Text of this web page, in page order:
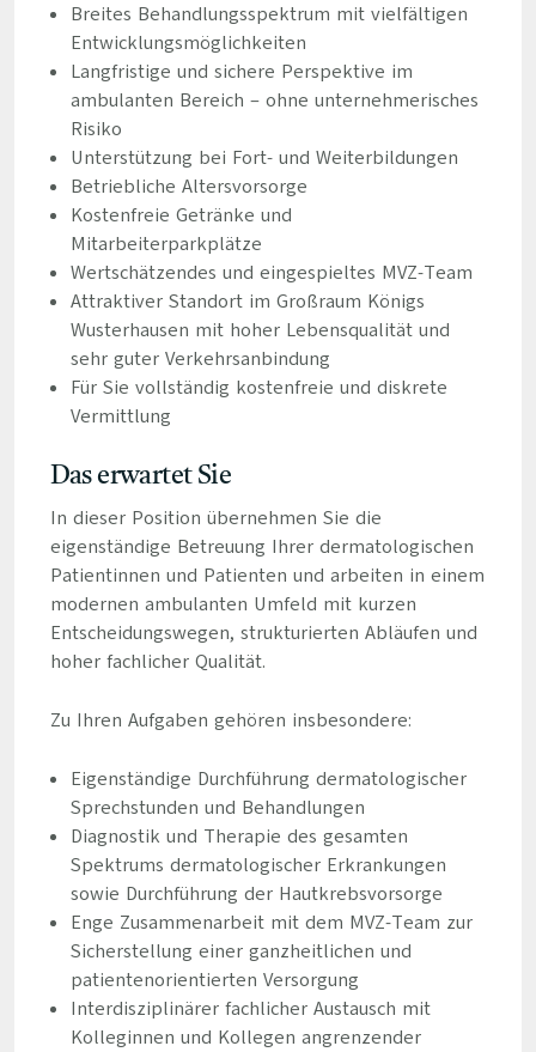
Breites Behandlungsspektrum mit vielfältigen
Entwicklungsmöglichkeiten
Langfristige und sichere Perspektive im
ambulanten Bereich – ohne unternehmerisches
Risiko
Unterstützung bei Fort- und Weiterbildungen
Betriebliche Altersvorsorge
Kostenfreie Getränke und
Mitarbeiterparkplätze
Wertschätzendes und eingespieltes MVZ-Team
Attraktiver Standort im Großraum Königs
Wusterhausen mit hoher Lebensqualität und
sehr guter Verkehrsanbindung
Für Sie vollständig kostenfreie und diskrete
Vermittlung
Das erwartet Sie
In dieser Position übernehmen Sie die
eigenständige Betreuung Ihrer dermatologischen
Patientinnen und Patienten und arbeiten in einem
modernen ambulanten Umfeld mit kurzen
Entscheidungswegen, strukturierten Abläufen und
hoher fachlicher Qualität.
Zu Ihren Aufgaben gehören insbesondere:
Eigenständige Durchführung dermatologischer
Sprechstunden und Behandlungen
Diagnostik und Therapie des gesamten
Spektrums dermatologischer Erkrankungen
sowie Durchführung der Hautkrebsvorsorge
Enge Zusammenarbeit mit dem MVZ-Team zur
Sicherstellung einer ganzheitlichen und
patientenorientierten Versorgung
Interdisziplinärer fachlicher Austausch mit
Kolleginnen und Kollegen angrenzender